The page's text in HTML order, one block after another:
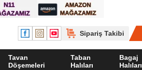
Sipariş Takibi
Tavan
Döşemeleri
Taban
Halıları
Bagaj
Halıları